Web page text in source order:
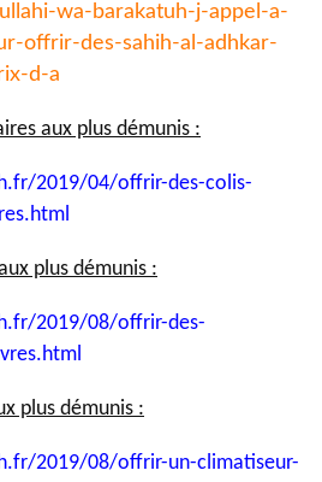
wa-barakatuh-j-appel-a-
offrir-des-sahih-al-adhkar-
d-a
aux plus démunis :
2019/04/offrir-des-colis-
plus démunis :
2019/08/offrir-des-
plus démunis :
2019/08/offrir-un-climatiseur-